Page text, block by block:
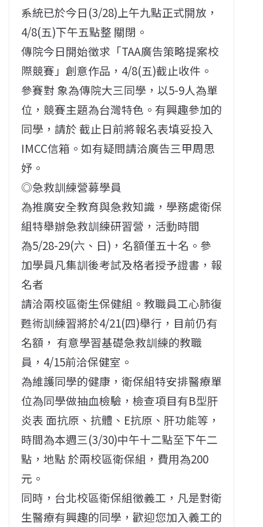
系統已於今日(3/28)上午九點正式開放，
4/8(五)下午五點整 關閉。
傳院今日開始徵求「TAA廣告策略提案校
際競賽」創意作品，4/8(五)截止收件。
參賽對 象為傳院大三同學，以5-9人為單
位，競賽主題為台灣特色。有興趣參加的
同學，請於 截止日前將報名表填妥投入
IMCC信箱。如有疑問請洽廣告三甲周思
妤。
◎急救訓練營募學員
為推廣安全教育與急救知識，學務處衛保
組特舉辦急救訓練研習營，活動時間
為5/28-29(六、日)，名額僅五十名。參
加學員凡集訓後考試及格者授予證書，報
名者
請洽兩校區衛生保健組。教職員工心肺復
甦術訓練習將於4/21(四)舉行，目前仍有
名額， 有意學習基礎急救訓練的教職
員，4/15前洽保健室。
為維護同學的健康，衛保組特安排醫療單
位為同學做抽血檢驗，檢查項目有B型肝
炎表 面抗原、抗體、E抗原、肝功能等，
時間為本週三(3/30)中午十二點至下午二
點，地點 於兩校區衛保組，費用為200
元。
同時，台北校區衛保組徵義工，凡是對衛
生醫療有興趣的同學，歡迎您加入義工的